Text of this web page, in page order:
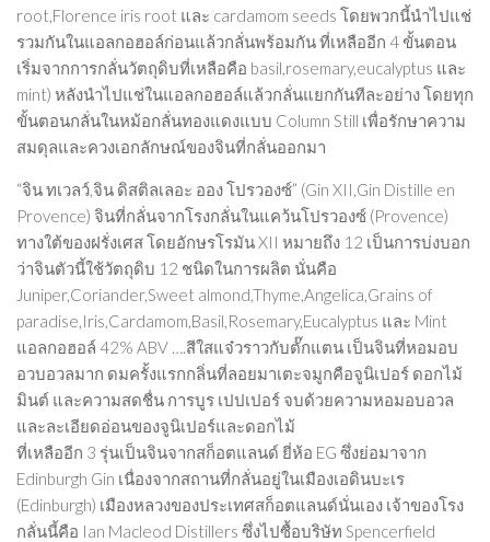
root,Florence iris root และ cardamom seeds โดยพวกนี้นำไปแช่
รวมกันในแอลกอฮอล์ก่อนแล้วกลั่นพร้อมกัน ที่เหลืออีก 4 ขั้นตอน
เริ่มจากการกลั่นวัตถุดิบที่เหลือคือ basil,rosemary,eucalyptus และ
mint) หลังนำไปแช่ในแอลกอฮอล์แล้วกลั่นแยกกันทีละอย่าง โดยทุก
ขั้นตอนกลั่นในหม้อกลั่นทองแดงแบบ Column Still เพื่อรักษาความ
สมดุลและควงเอกลักษณ์ของจินที่กลั่นออกมา
“จิน ทเวลว์,จิน ดิสติลเลอะ ออง โปรวองซ์” (Gin XII,Gin Distille en
Provence) จินที่กลั่นจากโรงกลั่นในแคว้นโปรวองซ์ (Provence)
ทางใต้ของฝรั่งเศส โดยอักษรโรมัน XII หมายถึง 12 เป็นการบ่งบอก
ว่าจินตัวนี้ใช้วัตถุดิบ 12 ชนิดในการผลิต นั่นคือ
Juniper,Coriander,Sweet almond,Thyme,Angelica,Grains of
paradise,Iris,Cardamom,Basil,Rosemary,Eucalyptus และ Mint
แอลกอฮอล์ 42% ABV ….สีใสแจ๋วราวกับตั๊กแตน เป็นจินที่หอมอบ
อวบอวลมาก ดมครั้งแรกกลิ่นที่ลอยมาเตะจมูกคือจูนิเปอร์ ดอกไม้
มินต์ และความสดชื่น การบูร เปปเปอร์ จบด้วยความหอมอบอวล
และละเอียดอ่อนของจูนิเปอร์และดอกไม้
ที่เหลืออีก 3 รุ่นเป็นจินจากสก็อตแลนด์ ยี่ห้อ EG ซึ่งย่อมาจาก
Edinburgh Gin เนื่องจากสถานที่กลั่นอยู่ในเมืองเอดินบะเร
(Edinburgh) เมืองหลวงของประเทศสก็อตแลนด์นั่นเอง เจ้าของโรง
กลั่นนี้คือ Ian Macleod Distillers ซึ่งไปซื้อบริษัท Spencerfield